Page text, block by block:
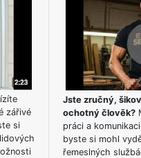
zářivé
si
Jste zručný,
ochotný člověk?
práci a
byste si mohl
řemeslných